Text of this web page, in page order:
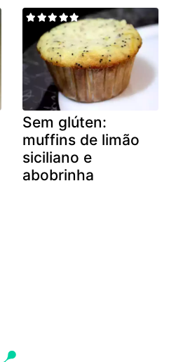
Sem glúten:
muffins de limão
siciliano e
abobrinha